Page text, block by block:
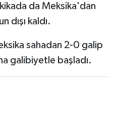
da Meksika'dan
dışı kaldı.
sahadan 2-0 galip
galibiyetle başladı.